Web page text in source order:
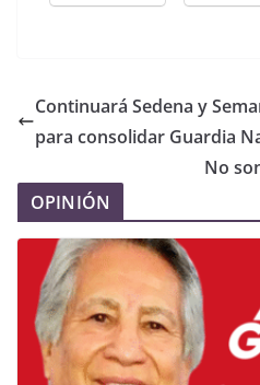
Continuará Sedena y
para consolidar Guardia
No
OPINIÓN